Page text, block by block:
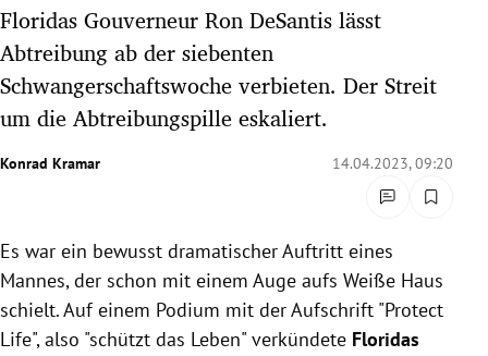
Untermenü
Untermenü
Untermenü
Floridas Gouverneur Ron DeSantis lässt
Abtreibung ab der siebenten
Schwangerschaftswoche verbieten. Der Streit
um die Abtreibungspille eskaliert.
Konrad Kramar 14.04.2023, 09:20
Es war ein bewusst dramatischer Auftritt eines
Mannes, der schon mit einem Auge aufs Weiße Haus
schielt. Auf einem Podium mit der Aufschrift "Protect
Life", also "schützt das Leben" verkündete Floridas